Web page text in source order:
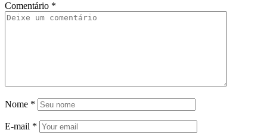
Comentário *
Nome *
E-mail *